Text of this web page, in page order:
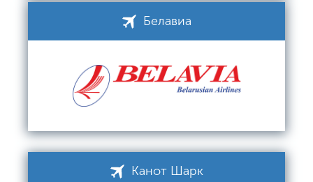
Белавиа
Канот Шарк